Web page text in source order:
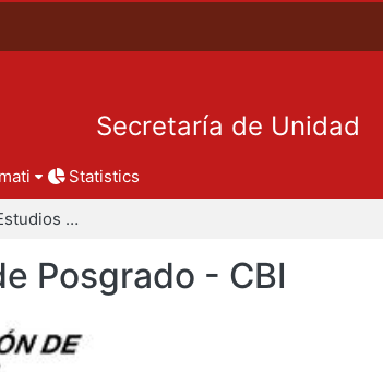
Secretaría de Unidad
Statistics
Coordinación de Estudios de Posgrado - CBI
Posgrado - CBI